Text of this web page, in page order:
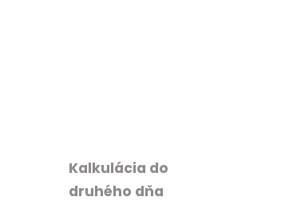
Kalkulácia do
druhého dňa